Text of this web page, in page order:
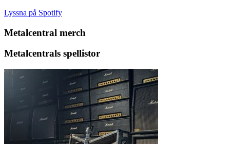
Lyssna på Spotify
Metalcentral merch
Metalcentrals spellistor